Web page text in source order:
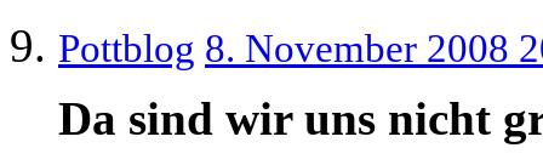
Pottblog 8. November 2008
Da sind wir uns nicht